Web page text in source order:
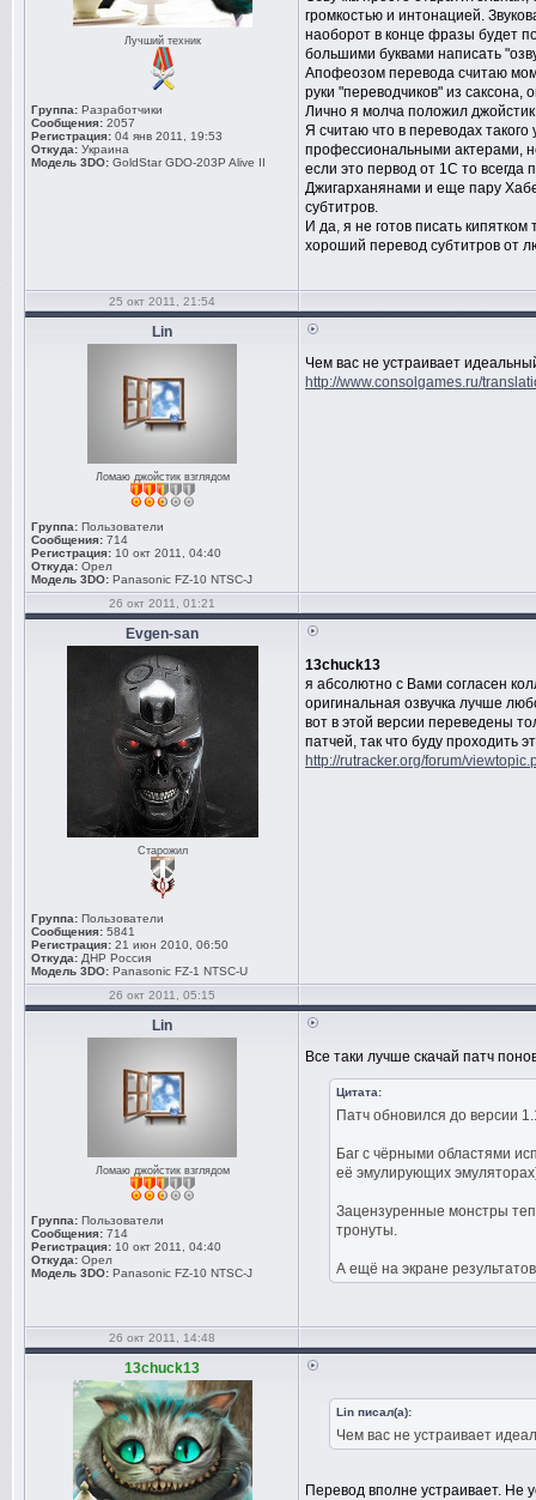
Лучший техник
Группа: Разработчики
Сообщения: 2057
Регистрация: 04 янв 2011, 19:53
Откуда: Украина
Модель 3DO: GoldStar GDO-203P Alive II
громкостью и интонацией.
наоборот в конце фразы будет
большими буквами написать
Апофеозом перевода считаю
руки "переводчиков" из
Лично я молча положил
Я считаю что в переводах
профессиональными актерами,
если это первод от 1С то всегда
Джигарханянами и еще пару
субтитров.
И да, я не готов писать
хороший перевод субтитров от
25 окт 2011, 21:54
Lin
Ломаю джойстик взглядом
Группа: Пользователи
Сообщения: 714
Регистрация: 10 окт 2011, 04:40
Откуда: Орел
Модель 3DO: Panasonic FZ-10 NTSC-J
Чем вас не устраивает
http://www.consolgames.ru/
26 окт 2011, 01:21
Evgen-san
Старожил
Группа: Пользователи
Сообщения: 5841
Регистрация: 21 июн 2010, 06:50
Откуда: ДНР Россия
Модель 3DO: Panasonic FZ-1 NTSC-U
13chuck13
я абсолютно с Вами согласен
оригинальная озвучка лучше
вот в этой версии переведены
патчей, так что буду проходить
http://rutracker.org/forum/
26 окт 2011, 05:15
Lin
Ломаю джойстик взглядом
Группа: Пользователи
Сообщения: 714
Регистрация: 10 окт 2011, 04:40
Откуда: Орел
Модель 3DO: Panasonic FZ-10 NTSC-J
Все таки лучше скачай патч
Цитата:
Патч обновился до версии
Баг с чёрными областями
её эмулирующих
Зацензуренные монстры
тронуты.
А ещё на экране
26 окт 2011, 14:48
13chuck13
Lin писал(а):
Чем вас не устраивает
Перевод вполне устраивает. Не